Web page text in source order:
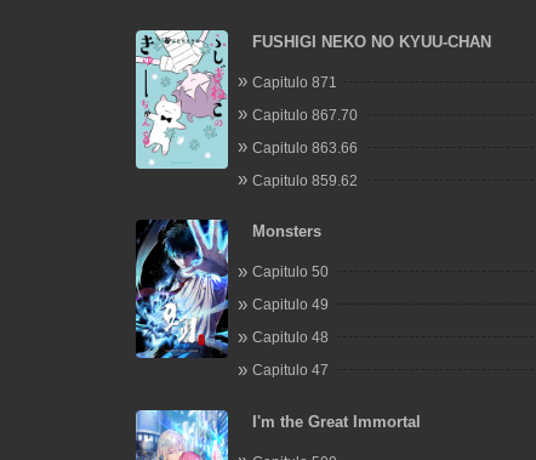
FUSHIGI NEKO NO KYUU-CHAN
Capitulo 871
Capitulo 867.70
Capitulo 863.66
Capitulo 859.62
Monsters
Capitulo 50
Capitulo 49
Capitulo 48
Capitulo 47
I'm the Great Immortal